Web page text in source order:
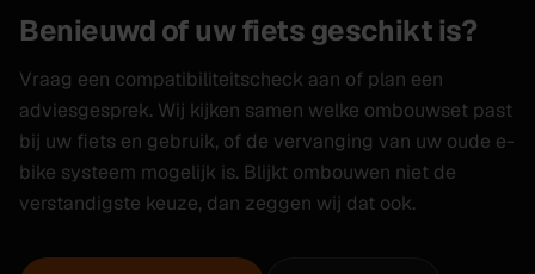
Benieuwd of uw fiets geschikt is?
Vraag een compatibiliteitscheck aan of plan een
adviesgesprek. Wij kijken samen welke ombouwset past
bij uw fiets en gebruik, of de vervanging van uw oude e-
bike systeem mogelijk is. Blijkt ombouwen niet de
verstandigste keuze, dan zeggen wij dat ook.